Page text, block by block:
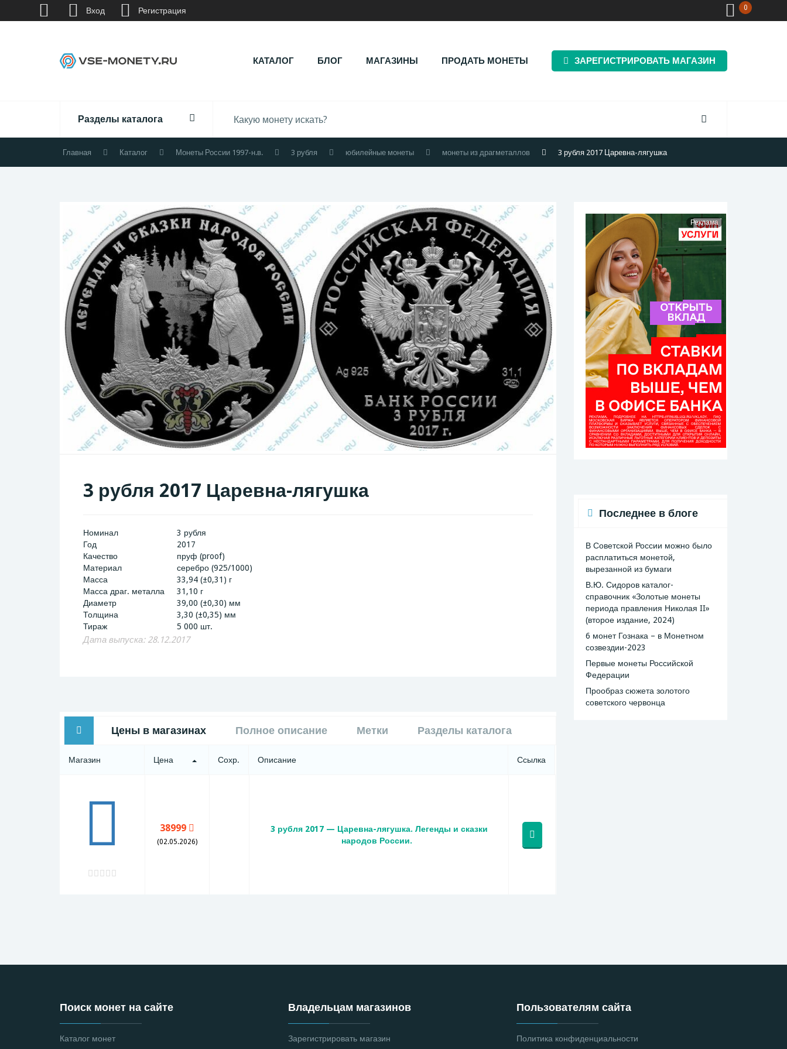
КАТАЛОГ БЛОГ МАГАЗИНЫ ПРОДАТЬ МОНЕТЫ ЗАРЕГИСТРИРОВАТЬ МАГАЗИН
Разделы каталога
Главная Каталог Монеты России 1997-н.в. 3 рубля юбилейные монеты монеты из драгметаллов 3 рубля 2017 Царевна-лягушка
3 рубля 2017 Царевна-лягушка
Номинал
3 рубля
Год
2017
Качество
пруф (proof)
Материал
серебро (925/1000)
Масса
33,94 (±0,31) г
Масса драг. металла
31,10 г
Диаметр
39,00 (±0,30) мм
Толщина
3,30 (±0,35) мм
Тираж
5 000 шт.
Дата выпуска: 28.12.2017
Цены в магазинах Полное описание Метки Разделы каталога
Магазин Цена Сохр. Описание Ссылка
38999
(02.05.2026)
3 рубля 2017 — Царевна-лягушка. Легенды и сказки
народов России.
Реклама
Последнее в блоге
В Советской России можно было
расплатиться монетой,
вырезанной из бумаги
В.Ю. Сидоров каталог-
справочник «Золотые монеты
периода правления Николая II»
(второе издание, 2024)
6 монет Гознака – в Монетном
созвездии-2023
Первые монеты Российской
Федерации
Прообраз сюжета золотого
советского червонца
Поиск монет на сайте
Каталог монет
Владельцам магазинов
Зарегистрировать магазин
Пользователям сайта
Политика конфиденциальности
Вход Регистрация 0